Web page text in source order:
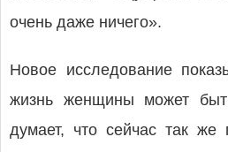
очень даже ничего».
Новое исследование
жизнь женщины может
думает, что сейчас так же